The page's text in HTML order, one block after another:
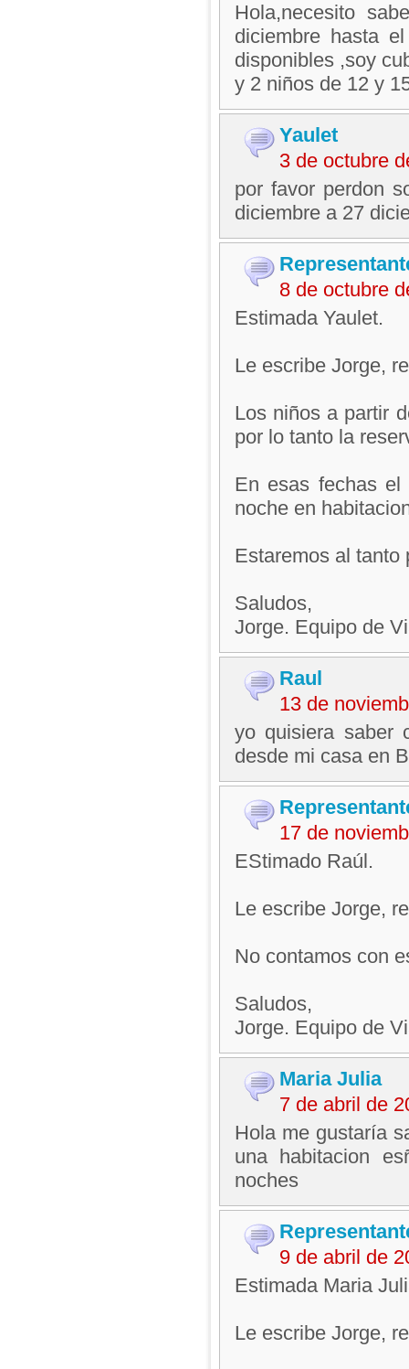
Hola,necesito
diciembre hasta
disponibles ,soy
y 2 niños de 12 y
Yaulet
3 de octubre
por favor perdon
diciembre a 27
8 de octubre
Estimada Yaulet.
Le escribe Jorge,
Los niños a partir
por lo tanto la
En esas fechas
noche en
Estaremos al tanto
Saludos,
Jorge. Equipo de
Raul
13 de
yo quisiera saber
desde mi casa en
17 de
EStimado Raúl.
Le escribe Jorge,
No contamos con
Saludos,
Jorge. Equipo de
Maria Julia
7 de abril de
Hola me gustaría
una habitacion
noches
9 de abril de
Estimada Maria
Le escribe Jorge,